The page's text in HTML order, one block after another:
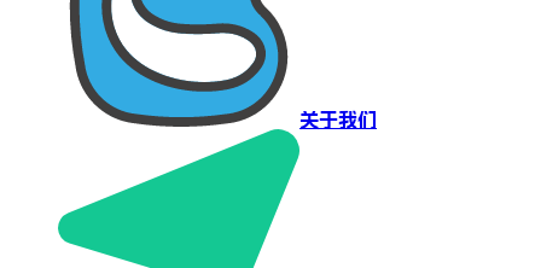
关于我们